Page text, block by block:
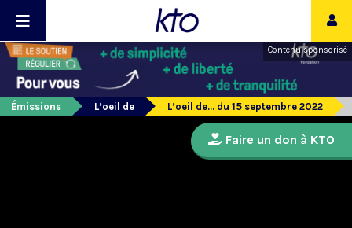
Contenu sponsorisé
Émissions L’oeil de L’oeil de... du 15 septembre 2022
Faire un don à KTO